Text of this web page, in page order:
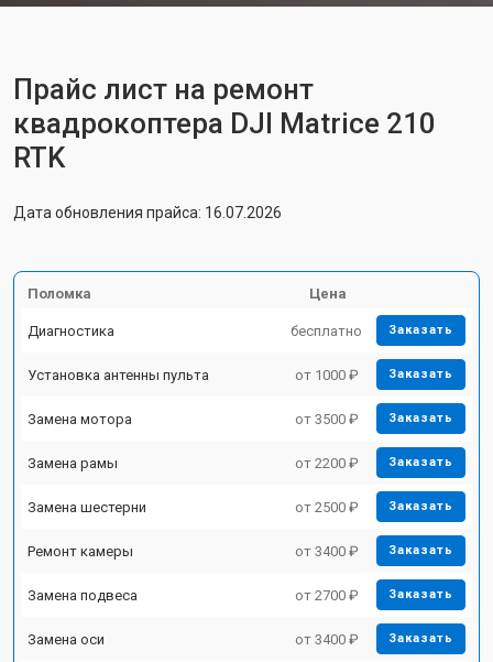
Прайс лист на ремонт
квадрокоптера DJI Matrice 210
RTK
Дата обновления прайса: 16.07.2026
Поломка Цена
Диагностика бесплатно Заказать
Установка антенны пульта от 1000 ₽ Заказать
Замена мотора от 3500 ₽ Заказать
Замена рамы от 2200 ₽ Заказать
Замена шестерни от 2500 ₽ Заказать
Ремонт камеры от 3400 ₽ Заказать
Замена подвеса от 2700 ₽ Заказать
Замена оси от 3400 ₽ Заказать